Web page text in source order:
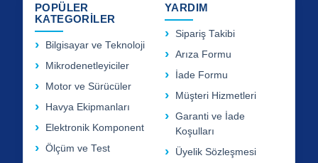
POPÜLER
KATEGORİLER
Bilgisayar ve Teknoloji
Mikrodenetleyiciler
Motor ve Sürücüler
Havya Ekipmanları
Elektronik Komponent
Ölçüm ve Test
YARDIM
Sipariş Takibi
Arıza Formu
İade Formu
Müşteri Hizmetleri
Garanti ve İade
Koşulları
Üyelik Sözleşmesi